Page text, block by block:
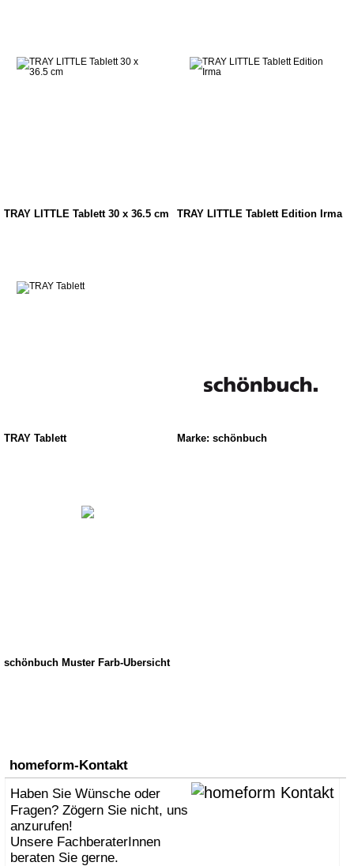
TRAY LITTLE Tablett 30 x 36.5 cm TRAY LITTLE Tablett Edition Irma
TRAY Tablett Marke: schönbuch
schönbuch Muster Farb-Übersicht
homeform-Kontakt
Haben Sie Wünsche oder
Fragen? Zögern Sie nicht, uns
anzurufen!
Unsere FachberaterInnen
beraten Sie gerne.